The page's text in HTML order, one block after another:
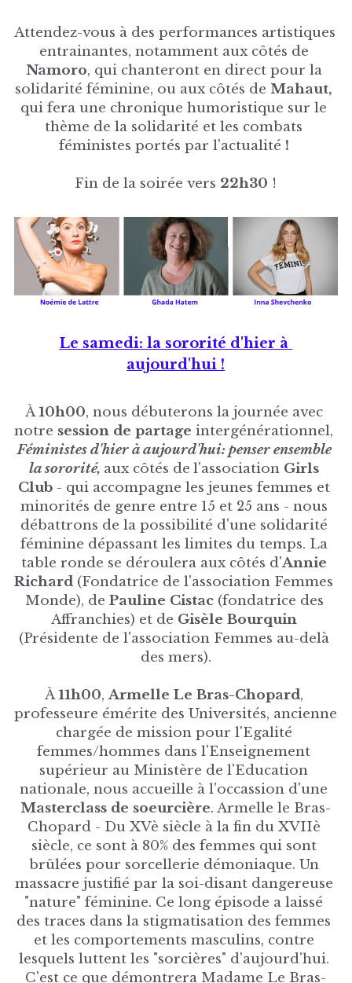
Attendez-vous à des performances artistiques
Namoro, qui chanteront en direct pour la
solidarité féminine, ou aux côtés de
qui fera une chronique humoristique sur le
thème de la solidarité et les combats
féministes portés par l'actualité !
Fin de la soirée vers 22h30 !
Le samedi: la sororité d'hier à
aujourd'hui !
À 10h00, nous débuterons la journée avec
notre session de partage
Féministes d'hier à aujourd'hui: penser ensemble
la sororité, aux côtés de l'association Girls
Club - qui accompagne les jeunes femmes et
minorités de genre entre 15 et 25 ans - nous
débattrons de la possibilité d'une solidarité
féminine dépassant les limites du temps. La
table ronde se déroulera aux côtés d'Annie
Richard (Fondatrice de l'association Femmes
Monde), de Pauline Cistac (fondatrice des
Affranchies) et de Gisèle Bourquin
(Présidente de l'association Femmes au-delà
des mers).
À 11h00, Armelle Le Bras-Chopard,
professeure émérite des Universités, ancienne
chargée de mission pour l'Egalité
femmes/hommes dans l'Enseignement
supérieur au Ministère de l'Education
Masterclass de soeurcière. Armelle le Bras-
Chopard - Du XVè siècle à la fin du XVIIè
siècle, ce sont à 80% des femmes qui sont
brûlées pour sorcellerie démoniaque. Un
massacre justifié par la soi-disant dangereuse
"nature" féminine. Ce long épisode a laissé
des traces dans la stigmatisation des femmes
et les comportements masculins, contre
lesquels luttent les "sorcières" d'aujourd'hui.
C'est ce que démontrera Madame Le Bras-